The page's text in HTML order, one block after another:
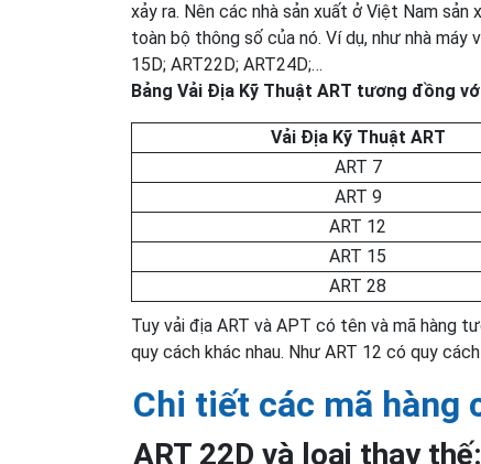
xảy ra. Nên các nhà sản xuất ở Việt Nam
toàn bộ thông số của nó. Ví dụ, như nhà máy
15D; ART22D; ART24D;…
Bảng Vải Địa Kỹ Thuật ART tương đồng
Vải Địa Kỹ Thuật ART
ART 7
ART 9
ART 12
ART 15
ART 28
Tuy vải địa ART và APT có tên và mã hàng
quy cách khác nhau. Như ART 12 có quy
Chi tiết các mã hàng
ART 22D và loại thay thế: